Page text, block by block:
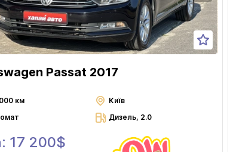
Passat 2017
км
Київ
Дизель, 2.0
17 200$